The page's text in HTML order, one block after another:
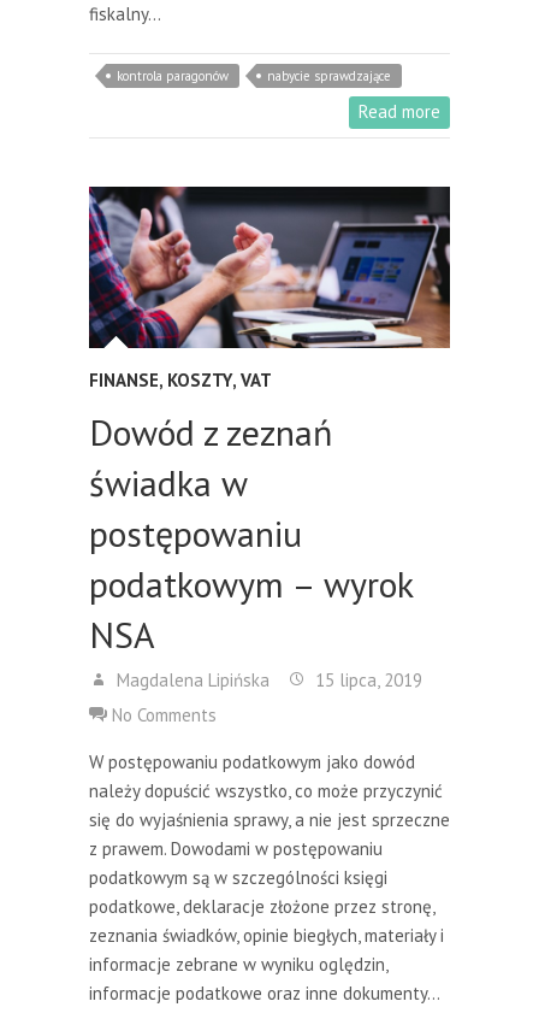
fiskalny…
kontrola paragonów nabycie sprawdzające
Read more
FINANSE, KOSZTY, VAT
Dowód z zeznań
świadka w
postępowaniu
podatkowym – wyrok
NSA
Magdalena Lipińska
15 lipca, 2019
No Comments
W postępowaniu podatkowym jako dowód
należy dopuścić wszystko, co może przyczynić
się do wyjaśnienia sprawy, a nie jest sprzeczne
z prawem. Dowodami w postępowaniu
podatkowym są w szczególności księgi
podatkowe, deklaracje złożone przez stronę,
zeznania świadków, opinie biegłych, materiały i
informacje zebrane w wyniku oględzin,
informacje podatkowe oraz inne dokumenty…